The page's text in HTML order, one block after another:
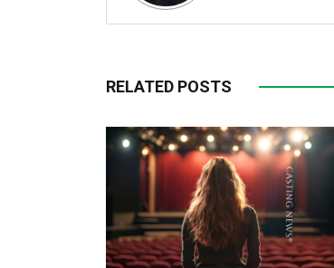
RELATED POSTS